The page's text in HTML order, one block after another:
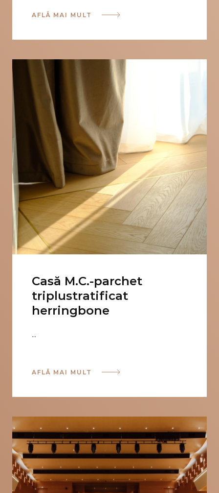
AFLĂ MAI MULT
Casă M.C.-parchet
triplustratificat
herringbone
...
AFLĂ MAI MULT